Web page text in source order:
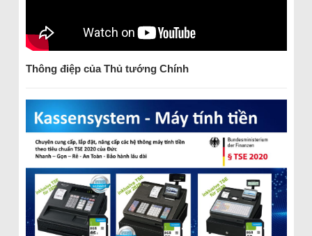
Thông điệp của Thủ tướng Chính